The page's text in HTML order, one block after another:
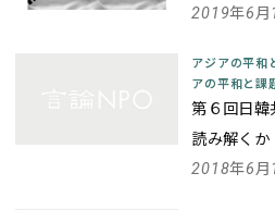
2019年6月
アジアの平和
アの平和と課
第６回日韓
読み解くか
2018年6月